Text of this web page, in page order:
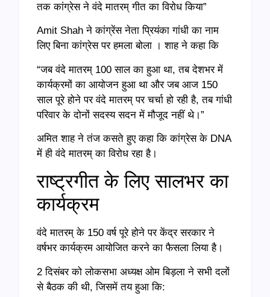
तक कांग्रेस ने वंदे मातरम् गीत का विरोध किया”
Amit Shah ने कांग्रेंस नेता प्रियंका गांधी का नाम
लिए बिना कांग्रेस पर हमला बोला । शाह ने कहा कि
“जब वंदे मातरम् 100 साल का हुआ था, तब देशभर में
कार्यक्रमों का आयोजन हुआ था और जब आज 150
साल पूरे होने पर वंदे मातरम् पर चर्चा हो रही है, तब गांधी
परिवार के दोनों सदस्य सदन में मौजूद नहीं थे।”
अमित शाह ने तंज कसते हुए कहा कि कांग्रेस के DNA
में ही वंदे मातरम् का विरोध रहा है।
राष्ट्रगीत के लिए सालभर का
कार्यक्रम
वंदे मातरम् के 150 वर्ष पूरे होने पर केंद्र सरकार ने
वर्षभर कार्यक्रम आयोजित करने का फैसला लिया है।
2 दिसंबर को लोकसभा अध्यक्ष ओम बिड़ला ने सभी दलों
से बैठक की थी, जिसमें तय हुआ कि: